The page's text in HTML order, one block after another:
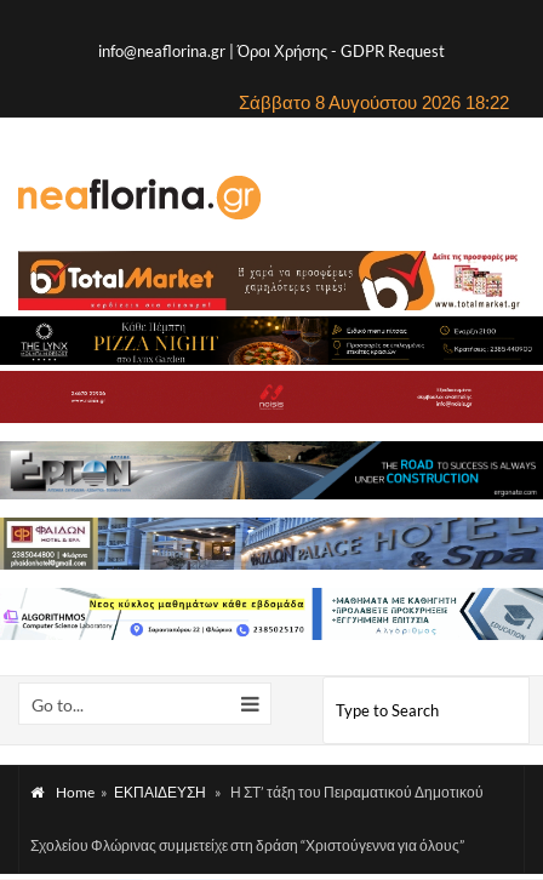
info@neaflorina.gr |Όροι Χρήσης- GDPR Request
Σάββατο 8 Αυγούστου 2026 18:22
Go to...
Home » ΕΚΠΑΙΔΕΥΣΗ » Η ΣΤ’ τάξη του Πειραματικού Δημοτικού
Σχολείου Φλώρινας συμμετείχε στη δράση “Χριστούγεννα για όλους”